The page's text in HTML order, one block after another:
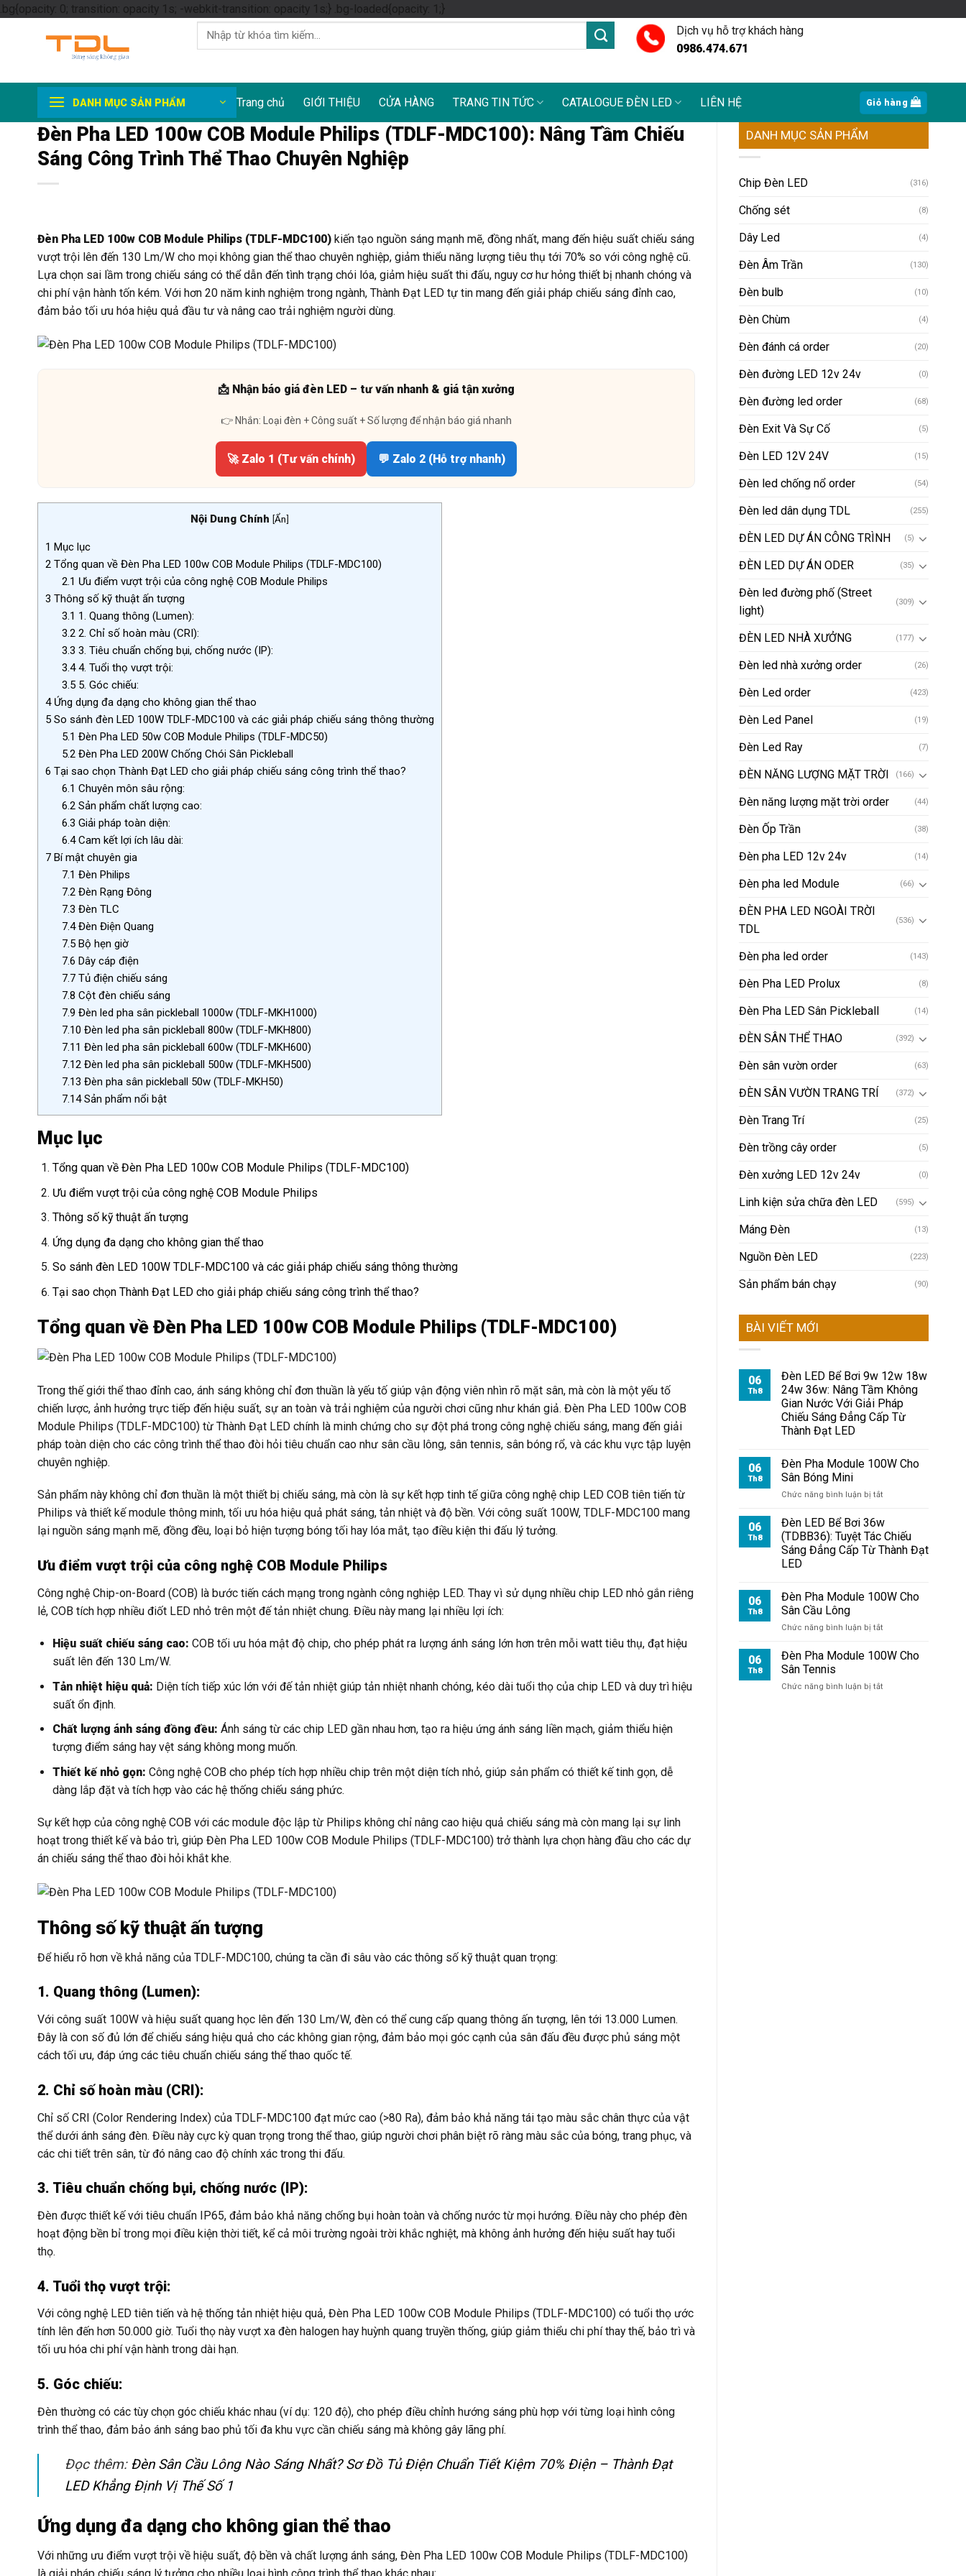
.bg{opacity: 0; transition: opacity 1s; -webkit-transition: opacity 1s;} .bg-loaded{opacity: 1;}Skip
to
Tìm
kiếm:
Dịch vụ hỗ trợ khách hàng
0986.474.671
DANH MỤC SẢN PHẨM Trang chủ GIỚI THIỆU CỬA HÀNG TRANG TIN TỨC CATALOGUE ĐÈN LED LIÊN HỆ Giỏ hàng
Đèn Pha LED 100w COB Module Philips (TDLF-MDC100): Nâng Tầm Chiếu
Sáng Công Trình Thể Thao Chuyên Nghiệp
Đèn Pha LED 100w COB Module Philips (TDLF-MDC100) kiến tạo nguồn sáng mạnh mẽ, đồng nhất, mang đến hiệu suất chiếu sáng
vượt trội lên đến 130 Lm/W cho mọi không gian thể thao chuyên nghiệp, giảm thiểu năng lượng tiêu thụ tới 70% so với công nghệ cũ.
Lựa chọn sai lầm trong chiếu sáng có thể dẫn đến tình trạng chói lóa, giảm hiệu suất thi đấu, nguy cơ hư hỏng thiết bị nhanh chóng và
chi phí vận hành tốn kém. Với hơn 20 năm kinh nghiệm trong ngành, Thành Đạt LED tự tin mang đến giải pháp chiếu sáng đỉnh cao,
đảm bảo tối ưu hóa hiệu quả đầu tư và nâng cao trải nghiệm người dùng.
📩 Nhận báo giá đèn LED – tư vấn nhanh & giá tận xưởng
👉 Nhắn: Loại đèn + Công suất + Số lượng để nhận báo giá nhanh
🚀 Zalo 1 (Tư vấn chính) 💬 Zalo 2 (Hỗ trợ nhanh)
Nội Dung Chính [Ẩn]
1 Mục lục
2 Tổng quan về Đèn Pha LED 100w COB Module Philips (TDLF-MDC100)
2.1 Ưu điểm vượt trội của công nghệ COB Module Philips
3 Thông số kỹ thuật ấn tượng
3.1 1. Quang thông (Lumen):
3.22. Chỉ số hoàn màu (CRI):
3.3 3. Tiêu chuẩn chống bụi, chống nước (IP):
3.44. Tuổi thọ vượt trội:
3.55. Góc chiếu:
4Ứng dụng đa dạng cho không gian thể thao
5 So sánh đèn LED 100W TDLF-MDC100 và các giải pháp chiếu sáng thông thường
5.1 Đèn Pha LED 50w COB Module Philips (TDLF-MDC50)
5.2Đèn Pha LED 200W Chống Chói Sân Pickleball
6 Tại sao chọn Thành Đạt LED cho giải pháp chiếu sáng công trình thể thao?
6.1 Chuyên môn sâu rộng:
6.2Sản phẩm chất lượng cao:
6.3 Giải pháp toàn diện:
6.4Cam kết lợi ích lâu dài:
7 Bí mật chuyên gia
7.1 Đèn Philips
7.2Đèn Rạng Đông
7.3 Đèn TLC
7.4Đèn Điện Quang
7.5Bộ hẹn giờ
7.6 Dây cáp điện
7.7Tủ điện chiếu sáng
7.8 Cột đèn chiếu sáng
7.9 Đèn led pha sân pickleball 1000w (TDLF-MKH1000)
7.10 Đèn led pha sân pickleball 800w (TDLF-MKH800)
7.11 Đèn led pha sân pickleball 600w (TDLF-MKH600)
7.12Đèn led pha sân pickleball 500w (TDLF-MKH500)
7.13 Đèn pha sân pickleball 50w (TDLF-MKH50)
7.14Sản phẩm nổi bật
Mục lục
Tổng quan về Đèn Pha LED 100w COB Module Philips (TDLF-MDC100)
Ưu điểm vượt trội của công nghệ COB Module Philips
Thông số kỹ thuật ấn tượng
Ứng dụng đa dạng cho không gian thể thao
So sánh đèn LED 100W TDLF-MDC100 và các giải pháp chiếu sáng thông thường
Tại sao chọn Thành Đạt LED cho giải pháp chiếu sáng công trình thể thao?
Tổng quan về Đèn Pha LED 100w COB Module Philips (TDLF-MDC100)
Trong thế giới thể thao đỉnh cao, ánh sáng không chỉ đơn thuần là yếu tố giúp vận động viên nhìn rõ mặt sân, mà còn là một yếu tố
chiến lược, ảnh hưởng trực tiếp đến hiệu suất, sự an toàn và trải nghiệm của người chơi cũng như khán giả. Đèn Pha LED 100w COB
Module Philips (TDLF-MDC100) từ Thành Đạt LED chính là minh chứng cho sự đột phá trong công nghệ chiếu sáng, mang đến giải
pháp toàn diện cho các công trình thể thao đòi hỏi tiêu chuẩn cao như sân cầu lông, sân tennis, sân bóng rổ, và các khu vực tập luyện
chuyên nghiệp.
Sản phẩm này không chỉ đơn thuần là một thiết bị chiếu sáng, mà còn là sự kết hợp tinh tế giữa công nghệ chip LED COB tiên tiến từ
Philips và thiết kế module thông minh, tối ưu hóa hiệu quả phát sáng, tản nhiệt và độ bền. Với công suất 100W, TDLF-MDC100 mang
lại nguồn sáng mạnh mẽ, đồng đều, loại bỏ hiện tượng bóng tối hay lóa mắt, tạo điều kiện thi đấu lý tưởng.
Ưu điểm vượt trội của công nghệ COB Module Philips
Công nghệ Chip-on-Board (COB) là bước tiến cách mạng trong ngành công nghiệp LED. Thay vì sử dụng nhiều chip LED nhỏ gắn riêng
lẻ, COB tích hợp nhiều điốt LED nhỏ trên một đế tản nhiệt chung. Điều này mang lại nhiều lợi ích:
Hiệu suất chiếu sáng cao: COB tối ưu hóa mật độ chip, cho phép phát ra lượng ánh sáng lớn hơn trên mỗi watt tiêu thụ, đạt hiệu
suất lên đến 130 Lm/W.
Tản nhiệt hiệu quả: Diện tích tiếp xúc lớn với đế tản nhiệt giúp tản nhiệt nhanh chóng, kéo dài tuổi thọ của chip LED và duy trì hiệu
suất ổn định.
Chất lượng ánh sáng đồng đều: Ánh sáng từ các chip LED gần nhau hơn, tạo ra hiệu ứng ánh sáng liền mạch, giảm thiểu hiện
tượng điểm sáng hay vệt sáng không mong muốn.
Thiết kế nhỏ gọn: Công nghệ COB cho phép tích hợp nhiều chip trên một diện tích nhỏ, giúp sản phẩm có thiết kế tinh gọn, dễ
dàng lắp đặt và tích hợp vào các hệ thống chiếu sáng phức.
Sự kết hợp của công nghệ COB với các module độc lập từ Philips không chỉ nâng cao hiệu quả chiếu sáng mà còn mang lại sự linh
hoạt trong thiết kế và bảo trì, giúp Đèn Pha LED 100w COB Module Philips (TDLF-MDC100) trở thành lựa chọn hàng đầu cho các dự
án chiếu sáng thể thao đòi hỏi khắt khe.
Thông số kỹ thuật ấn tượng
Để hiểu rõ hơn về khả năng của TDLF-MDC100, chúng ta cần đi sâu vào các thông số kỹ thuật quan trọng:
1. Quang thông (Lumen):
Với công suất 100W và hiệu suất quang học lên đến 130 Lm/W, đèn có thể cung cấp quang thông ấn tượng, lên tới 13.000 Lumen.
Đây là con số đủ lớn để chiếu sáng hiệu quả cho các không gian rộng, đảm bảo mọi góc cạnh của sân đấu đều được phủ sáng một
cách tối ưu, đáp ứng các tiêu chuẩn chiếu sáng thể thao quốc tế.
2. Chỉ số hoàn màu (CRI):
Chỉ số CRI (Color Rendering Index) của TDLF-MDC100 đạt mức cao (>80 Ra), đảm bảo khả năng tái tạo màu sắc chân thực của vật
thể dưới ánh sáng đèn. Điều này cực kỳ quan trọng trong thể thao, giúp người chơi phân biệt rõ ràng màu sắc của bóng, trang phục, và
các chi tiết trên sân, từ đó nâng cao độ chính xác trong thi đấu.
3. Tiêu chuẩn chống bụi, chống nước (IP):
Đèn được thiết kế với tiêu chuẩn IP65, đảm bảo khả năng chống bụi hoàn toàn và chống nước từ mọi hướng. Điều này cho phép đèn
hoạt động bền bỉ trong mọi điều kiện thời tiết, kể cả môi trường ngoài trời khắc nghiệt, mà không ảnh hưởng đến hiệu suất hay tuổi
thọ.
4. Tuổi thọ vượt trội:
Với công nghệ LED tiên tiến và hệ thống tản nhiệt hiệu quả, Đèn Pha LED 100w COB Module Philips (TDLF-MDC100) có tuổi thọ ước
tính lên đến hơn 50.000 giờ. Tuổi thọ này vượt xa đèn halogen hay huỳnh quang truyền thống, giúp giảm thiểu chi phí thay thế, bảo trì và
tối ưu hóa chi phí vận hành trong dài hạn.
5. Góc chiếu:
Đèn thường có các tùy chọn góc chiếu khác nhau (ví dụ: 120 độ), cho phép điều chỉnh hướng sáng phù hợp với từng loại hình công
trình thể thao, đảm bảo ánh sáng bao phủ tối đa khu vực cần chiếu sáng mà không gây lãng phí.
Đọc thêm: Đèn Sân Cầu Lông Nào Sáng Nhất? Sơ Đồ Tủ Điện Chuẩn Tiết Kiệm 70% Điện – Thành Đạt
LED Khẳng Định Vị Thế Số 1
Ứng dụng đa dạng cho không gian thể thao
Với những ưu điểm vượt trội về hiệu suất, độ bền và chất lượng ánh sáng, Đèn Pha LED 100w COB Module Philips (TDLF-MDC100)
DANH MỤC SẢN PHẨM
Chip Đèn LED (316)
Chống sét (8)
Dây Led (4)
Đèn Âm Trần (130)
Đèn bulb (10)
Đèn Chùm (4)
Đèn đánh cá order (20)
Đèn đường LED 12v 24v (0)
Đèn đường led order (68)
Đèn Exit Và Sự Cố (5)
Đèn LED 12V 24V (15)
Đèn led chống nổ order (54)
Đèn led dân dụng TDL (255)
ĐÈN LED DỰ ÁN CÔNG TRÌNH (5)
ĐÈN LED DỰ ÁN ODER (35)
Đèn led đường phố (Street
light)
(309)
ĐÈN LED NHÀ XƯỞNG (177)
Đèn led nhà xưởng order (26)
Đèn Led order (423)
Đèn Led Panel (19)
Đèn Led Ray (7)
ĐÈN NĂNG LƯỢNG MẶT TRỜI (166)
Đèn năng lượng mặt trời order (44)
Đèn Ốp Trần (38)
Đèn pha LED 12v 24v (14)
Đèn pha led Module (66)
ĐÈN PHA LED NGOÀI TRỜI
TDL
(536)
Đèn pha led order (143)
Đèn Pha LED Prolux (8)
Đèn Pha LED Sân Pickleball (14)
ĐÈN SÂN THỂ THAO (392)
Đèn sân vườn order (63)
ĐÈN SÂN VƯỜN TRANG TRÍ (372)
Đèn Trang Trí (25)
Đèn trồng cây order (5)
Đèn xưởng LED 12v 24v (0)
Linh kiện sửa chữa đèn LED (595)
Máng Đèn (13)
Nguồn Đèn LED (223)
Sản phẩm bán chạy (90)
BÀI VIẾT MỚI
06
Th8
Đèn LED Bể Bơi 9w 12w 18w
24w 36w: Nâng Tầm Không
Gian Nước Với Giải Pháp
Chiếu Sáng Đẳng Cấp Từ
Thành Đạt LED
06
Th8
Đèn Pha Module 100W Cho
Sân Bóng Mini
Chức năng bình luận bị tắt
Pha
Module
100W
Cho
Mini
06
Th8
Đèn LED Bể Bơi 36w
(TDBB36): Tuyệt Tác Chiếu
Sáng Đẳng Cấp Từ Thành Đạt
LED
06
Th8
Đèn Pha Module 100W Cho
Sân Cầu Lông
Chức năng bình luận bị tắt
Pha
06
Th8
Đèn Pha Module 100W Cho
Sân Tennis
Chức năng bình luận bị tắt